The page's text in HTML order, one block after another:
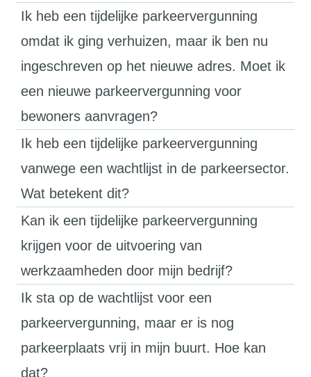
Ik heb een tijdelijke parkeervergunning
omdat ik ging verhuizen, maar ik ben nu
ingeschreven op het nieuwe adres. Moet ik
een nieuwe parkeervergunning voor
bewoners aanvragen?
Ik heb een tijdelijke parkeervergunning
vanwege een wachtlijst in de parkeersector.
Wat betekent dit?
Kan ik een tijdelijke parkeervergunning
krijgen voor de uitvoering van
werkzaamheden door mijn bedrijf?
Ik sta op de wachtlijst voor een
parkeervergunning, maar er is nog
parkeerplaats vrij in mijn buurt. Hoe kan
dat?